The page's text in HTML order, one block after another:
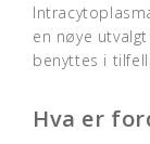
en nøye
benyttes i
Hva er